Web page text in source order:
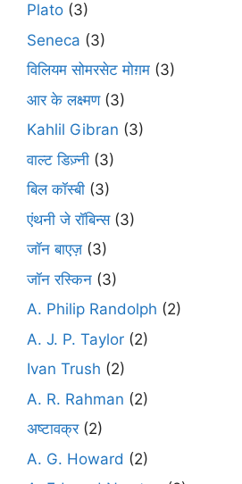
Plato (3)
Seneca (3)
विलियम सोमरसेट मोग़म (3)
आर के लक्ष्मण(3)
Kahlil Gibran (3)
वाल्ट डिज़्नी (3)
बिल कॉस्बी (3)
एंथनी जे रॉबिन्स(3)
जॉन बाएज़ (3)
जॉन रस्किन (3)
A. Philip Randolph (2)
A. J. P. Taylor (2)
Ivan Trush (2)
A. R. Rahman (2)
अष्टावक्र(2)
A. G. Howard (2)